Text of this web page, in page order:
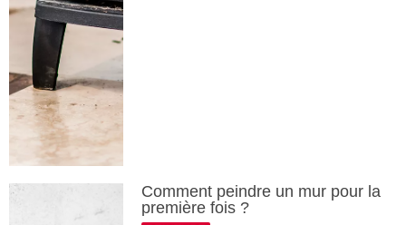
Comment peindre un mur pour la
première fois ?